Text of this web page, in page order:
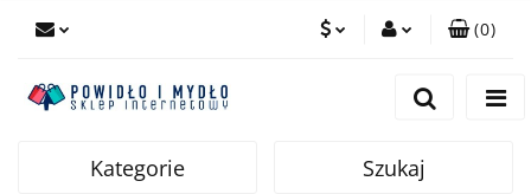
Dodaj zgłoszenie
(0)
Kategorie Szukaj